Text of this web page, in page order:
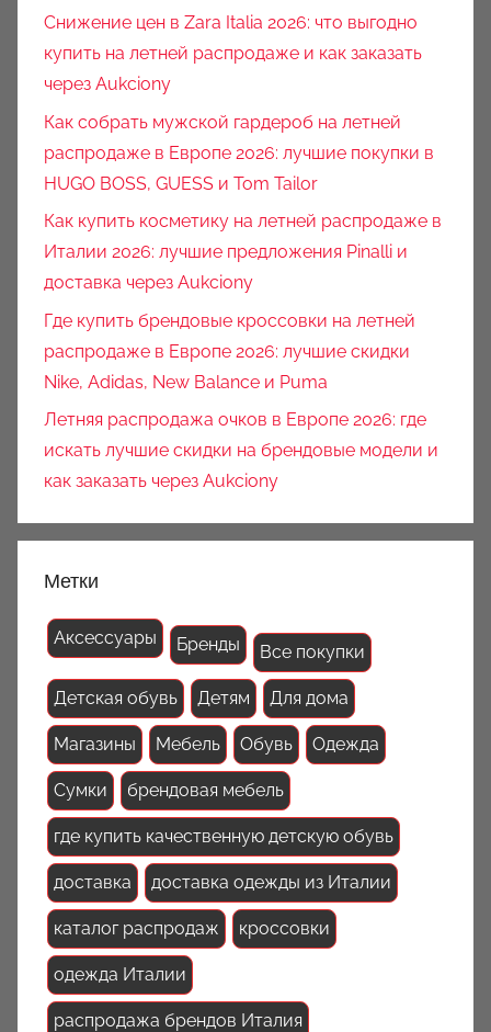
Снижение цен в Zara Italia 2026: что выгодно
купить на летней распродаже и как заказать
через Aukciony
Как собрать мужской гардероб на летней
распродаже в Европе 2026: лучшие покупки в
HUGO BOSS, GUESS и Tom Tailor
Как купить косметику на летней распродаже в
Италии 2026: лучшие предложения Pinalli и
доставка через Aukciony
Где купить брендовые кроссовки на летней
распродаже в Европе 2026: лучшие скидки
Nike, Adidas, New Balance и Puma
Летняя распродажа очков в Европе 2026: где
искать лучшие скидки на брендовые модели и
как заказать через Aukciony
Метки
Аксессуары Бренды Все покупки
Детская обувь Детям Для дома
Магазины Мебель Обувь Одежда
Сумки брендовая мебель
где купить качественную детскую обувь
доставка доставка одежды из Италии
каталог распродаж кроссовки
одежда Италии
распродажа брендов Италия